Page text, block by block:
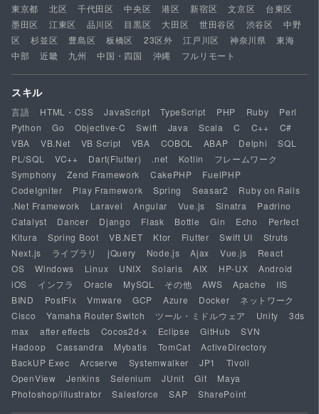
東京都
北区 千代田区 中央区 港区 新宿区 文京区
台東区
墨田区
江東区 品川区 目黒区 大田区 世田谷区 渋谷区
中野
区
杉並区 豊島区 板橋区 23区外 江戸川区 神奈川県
東海
中部
近畿 九州 中国・四国 沖縄 フルリモート
スキル
言語 HTML・CSS JavaScript TypeScript PHP Ruby
Perl
Python
Go Objective-C Swift Java Scala C C++
C#
VBA
VB.Net VB Script VBA COBOL ABAP Delphi
SQL
PL/SQL
VC++ Dart(Flutter) .net Kotlin
フレームワーク
Symphony
Zend Framework CakePHP
FuelPHP
CodeIgniter
Play Framework Spring Seasar2
Ruby on Rails
.Net Framework
Laravel Angular Vue.js Sinatra
Padrino
Catalyst
Dancer Django Flask Bottle Gin Echo
Perfect
Kitura
Spring Boot VB.NET Ktor Flutter Swift UI
Struts
Next.js
ライブラリ jQuery Node.js Ajax Vue.js
React
OS
Windows Linux UNIX Solaris AIX HP-UX
Android
iOS
インフラ Oracle MySQL その他 AWS Apache
IIS
BIND
PostFix Vmware GCP Azure Docker
ネットワーク
Cisco
Yamaha Router Switch ツール・ミドルウェア Unity
3ds
max
after effects Cocos2d-x Eclipse GitHub
SVN
Hadoop
Cassandra Mybatis TomCat
ActiveDirectory
BackUP Exec
Arcserve Systemwalker JP1
Tivoli
OpenView
Jenkins Selenium JUnit Git
Maya
Photoshop/illustrator
Salesforce SAP SharePoint